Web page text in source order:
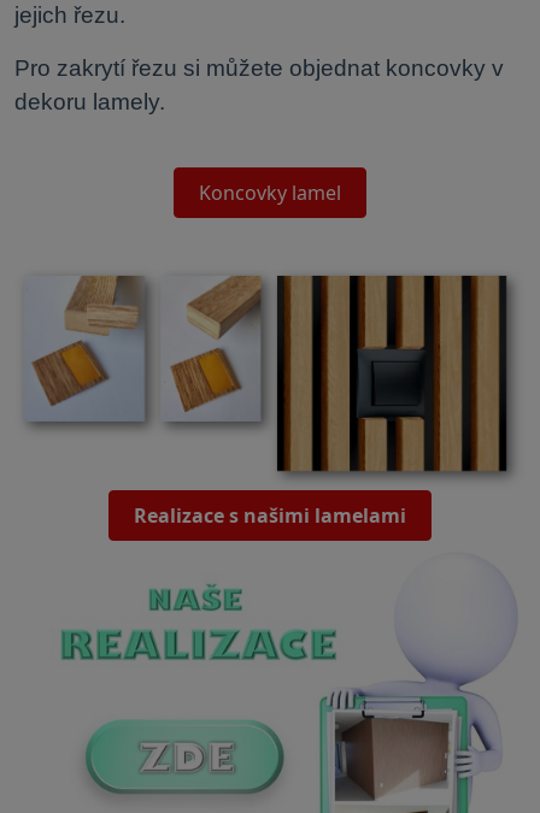
jejich řezu.
Pro zakrytí řezu si můžete objednat koncovky v
dekoru lamely.
Koncovky lamel
Realizace s našimi lamelami